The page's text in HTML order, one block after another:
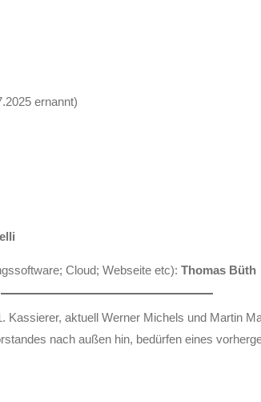
ernannt)
Cloud; Webseite etc): Thomas Büth
Kassierer, aktuell Werner Michels und Martin
nach außen hin, bedürfen eines